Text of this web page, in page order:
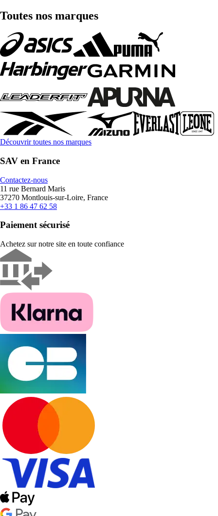
Toutes nos marques
Découvrir toutes nos marques
SAV en France
Contactez-nous
11 rue Bernard Maris
37270 Montlouis-sur-Loire, France
+33 1 86 47 62 58
Paiement sécurisé
Achetez sur notre site en toute confiance